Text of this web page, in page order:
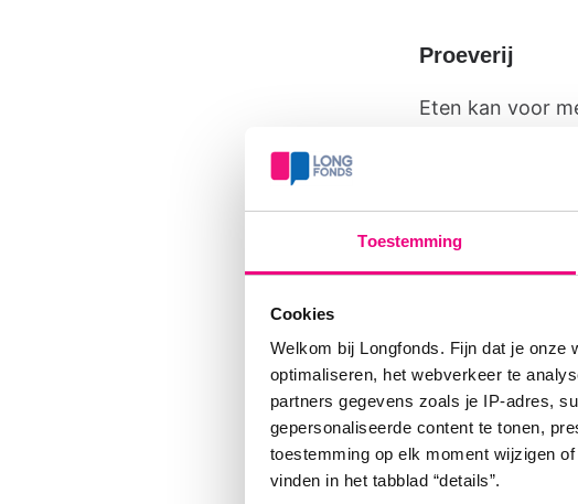
Toestemming
Cookies
Welkom bij Longfonds. Fijn dat je
optimaliseren, het webverkeer te
partners gegevens zoals je IP-adres,
gepersonaliseerde content te tonen,
toestemming op elk moment wijzigen
vinden in het tabblad “details”.
Proeverij
Eten kan voor
bijeenkomst
Fijnproevers.
verplicht, we
Deelname is
Aanmelden kan
Het eerste kopje